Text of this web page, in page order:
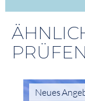
PRÜFEN
Neues